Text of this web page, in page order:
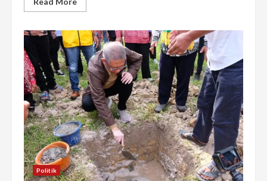
more
Ajak
Mahasiswa
UMP
Kuasai
Data
untuk
Hadapi
Tantangan
Masa
Depan
Politik